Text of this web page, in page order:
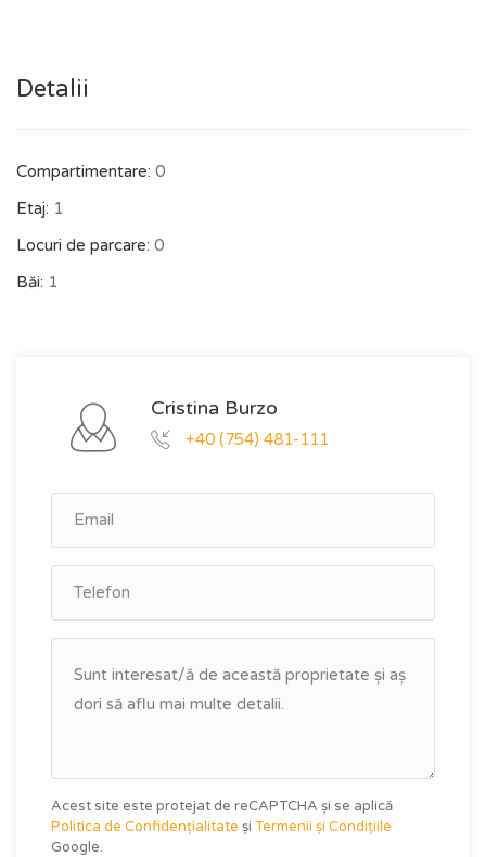
Detalii
Compartimentare: 0
Etaj: 1
Locuri de parcare: 0
Băi: 1
Cristina Burzo
+40 (754) 481-111
Acest site este protejat de reCAPTCHA și se aplică
Politica de Confidențialitate și Termenii și Condițiile
Google.